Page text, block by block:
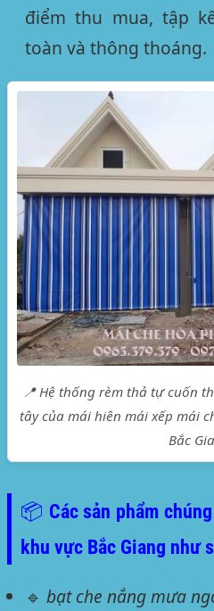
điểm thu mua, tập
toàn và thông thoáng.
📍 Hệ thống rèm thả tự cuốn
tây của mái hiên mái xếp mái
Bắc
📦 Các sản phẩm
khu vực Bắc Giang như
🔹 bạt che nắng mưa